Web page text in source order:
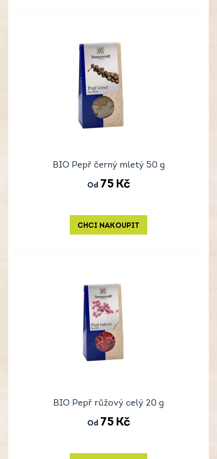
BIO Pepř černý mletý 50 g
Od 75 Kč
CHCI NAKOUPIT
BIO Pepř růžový celý 20 g
Od 75 Kč